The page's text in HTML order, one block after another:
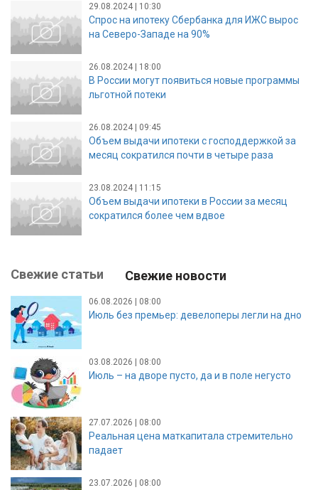
29.08.2024 | 10:30
Спрос на ипотеку Сбербанка для ИЖС вырос
на Северо-Западе на 90%
26.08.2024 | 18:00
В России могут появиться новые программы
льготной потеки
26.08.2024 | 09:45
Объем выдачи ипотеки с господдержкой за
месяц сократился почти в четыре раза
23.08.2024 | 11:15
Объем выдачи ипотеки в России за месяц
сократился более чем вдвое
Свежие статьи Свежие новости
06.08.2026 | 08:00
Июль без премьер: девелоперы легли на дно
03.08.2026 | 08:00
Июль – на дворе пусто, да и в поле негусто
27.07.2026 | 08:00
Реальная цена маткапитала стремительно
падает
23.07.2026 | 08:00